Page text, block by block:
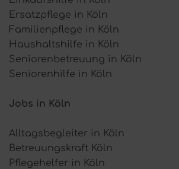
Ersatzpflege in Köln
Familienpflege in Köln
Haushaltshilfe in Köln
Seniorenbetreuung in Köln
Seniorenhilfe in Köln
Jobs in Köln
Alltagsbegleiter in Köln
Betreuungskraft Köln
Pflegehelfer in Köln